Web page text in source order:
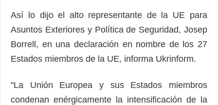
Podcasts
Publicaciones
Entrevistas
Fotos
Suscripción
Banco de
imágenes
Así lo dijo el alto representante de la UE para
Asuntos Exteriores y Política de Seguridad, Josep
Borrell, en una declaración en nombre de los 27
Estados miembros de la UE, informa Ukrinform.
"La Unión Europea y sus Estados miembros
condenan enérgicamente la intensificación de la